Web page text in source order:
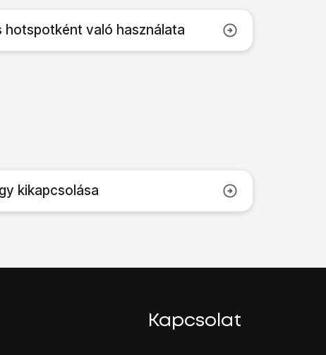
hotspotként való használata
kikapcsolása
Kapcsolat